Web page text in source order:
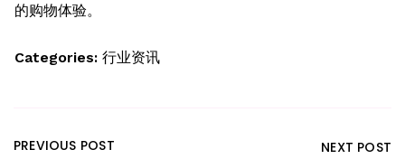
的购物体验。
Categories: 行业资讯
PREVIOUS POST NEXT POST